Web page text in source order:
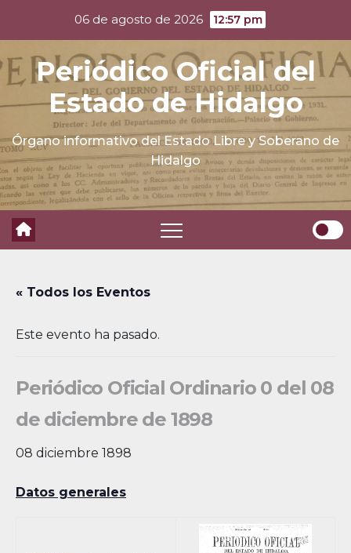
content
06 de agosto de 2026 12:57 pm
Periódico Oficial del
Estado de Hidalgo
Órgano informativo del Estado Libre y Soberano de
Hidalgo
« Todos los Eventos
Este evento ha pasado.
Periódico Oficial Ordinario 0 del 08
de diciembre de 1898
08 diciembre 1898
Datos generales